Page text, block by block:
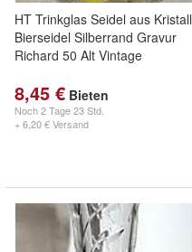
HT Trinkglas Seidel aus Kristall
Bierseidel Silberrand Gravur
Richard 50 Alt Vintage
8,45 € Bieten
Noch2 Tage 23 Std.
+ 6,20 € Versand